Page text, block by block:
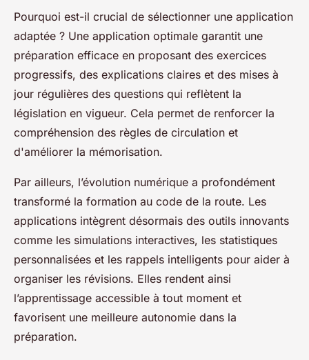
Pourquoi est-il crucial de sélectionner une application
adaptée ? Une application optimale garantit une
préparation efficace en proposant des exercices
progressifs, des explications claires et des mises à
jour régulières des questions qui reflètent la
législation en vigueur. Cela permet de renforcer la
compréhension des règles de circulation et
d'améliorer la mémorisation.
Par ailleurs, l’évolution numérique a profondément
transformé la formation au code de la route. Les
applications intègrent désormais des outils innovants
comme les simulations interactives, les statistiques
personnalisées et les rappels intelligents pour aider à
organiser les révisions. Elles rendent ainsi
l’apprentissage accessible à tout moment et
favorisent une meilleure autonomie dans la
préparation.